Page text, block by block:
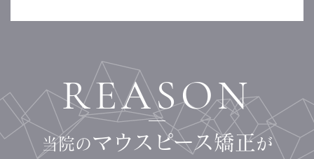
REASON
当院のマウスピース矯正が